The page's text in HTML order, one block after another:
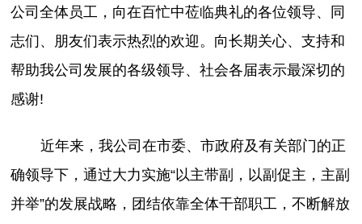
公司全体员工，向在百忙中莅临典礼的各位领导、同
志们、朋友们表示热烈的欢迎。向长期关心、支持和
帮助我公司发展的各级领导、社会各届表示最深切的
感谢!
近年来，我公司在市委、市政府及有关部门的正
确领导下，通过大力实施“以主带副，以副促主，主副
并举”的发展战略，团结依靠全体干部职工，不断解放